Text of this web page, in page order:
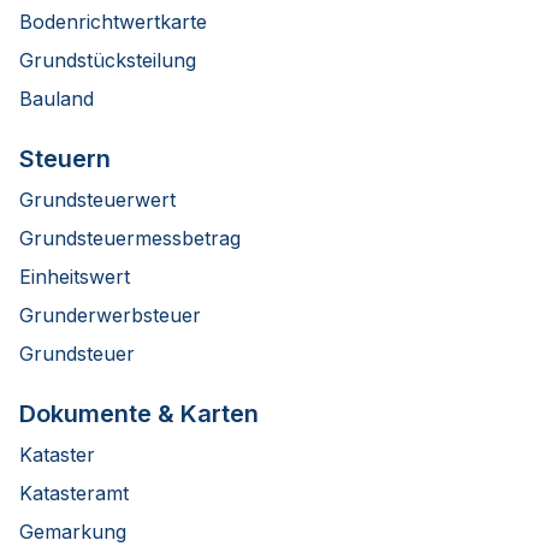
Bodenrichtwertkarte
Grundstücksteilung
Bauland
Steuern
Grundsteuerwert
Grundsteuermessbetrag
Einheitswert
Grunderwerbsteuer
Grundsteuer
Dokumente & Karten
Kataster
Katasteramt
Gemarkung